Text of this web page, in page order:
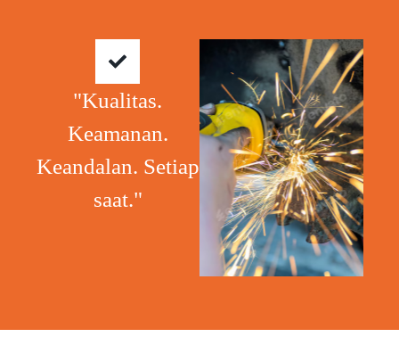
"Kualitas.
Keamanan.
Keandalan. Setiap
saat."